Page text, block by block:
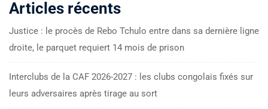
Articles récents
Justice : le procès de Rebo Tchulo entre dans sa dernière ligne
droite, le parquet requiert 14 mois de prison
Interclubs de la CAF 2026-2027 : les clubs congolais fixés sur
leurs adversaires après tirage au sort